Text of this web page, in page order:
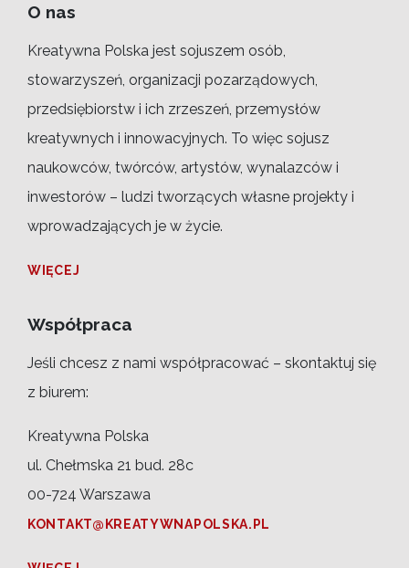
O nas
Kreatywna Polska jest sojuszem osób,
stowarzyszeń, organizacji pozarządowych,
przedsiębiorstw i ich zrzeszeń, przemysłów
kreatywnych i innowacyjnych. To więc sojusz
naukowców, twórców, artystów, wynalazców i
inwestorów – ludzi tworzących własne projekty i
wprowadzających je w życie.
WIĘCEJ
Współpraca
Jeśli chcesz z nami współpracować – skontaktuj się
z biurem:
Kreatywna Polska
ul. Chełmska 21 bud. 28c
00-724 Warszawa
KONTAKT@KREATYWNAPOLSKA.PL